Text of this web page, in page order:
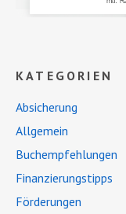
KATEGORIEN
Absicherung
Allgemein
Buchempfehlungen
Finanzierungstipps
Förderungen